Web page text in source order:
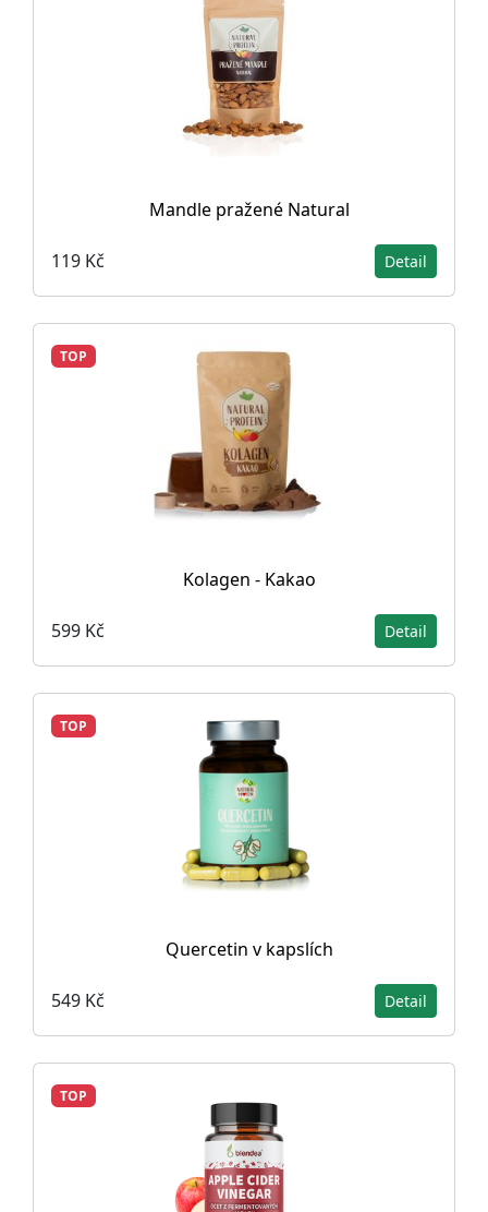
Mandle pražené Natural
119 Kč Detail
TOP
Kolagen - Kakao
599 Kč Detail
TOP
Quercetin v kapslích
549 Kč Detail
TOP